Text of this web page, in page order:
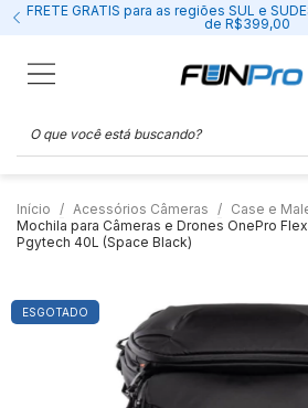
FRETE GRÁTIS para as regiões SUL e
de R$399,00
Início Acessórios Câmeras
Case e
Mochila para Câmeras e Drones OnePro
Pgytech 40L (Space Black)
ESGOTADO